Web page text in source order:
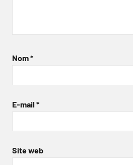
Nom*
E-mail *
Site web